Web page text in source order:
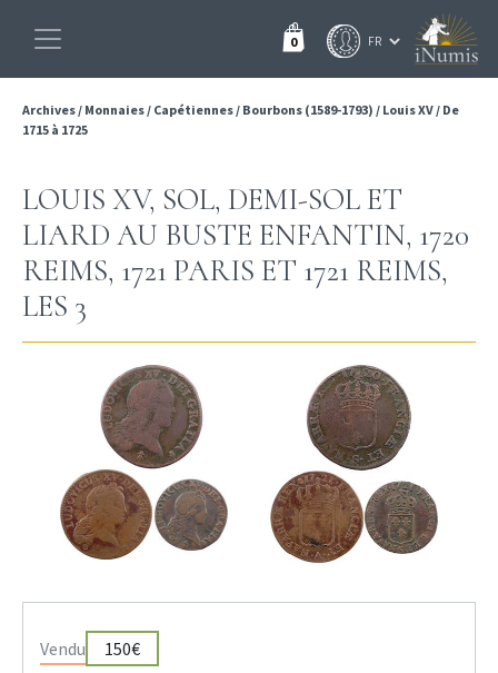
0
Archives/ Monnaies/ Capétiennes/ Bourbons (1589-1793) / Louis XV/ De
1715 à 1725
LOUIS XV, SOL, DEMI-SOL ET
LIARD AU BUSTE ENFANTIN, 1720
REIMS, 1721 PARIS ET 1721 REIMS,
LES 3
Vendu 150€